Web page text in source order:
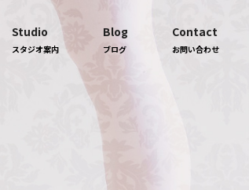
Studio
スタジオ案内
Blog
ブログ
Contact
お問い合わせ